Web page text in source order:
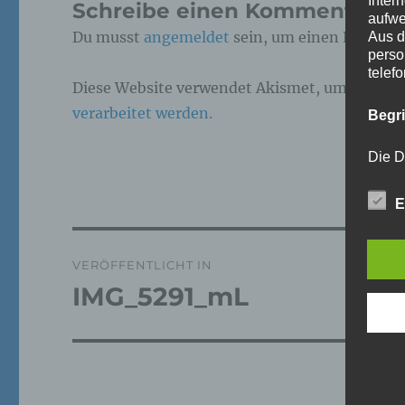
Schreibe einen Kommentar
Du musst angemeldet sein, um einen
Diese Website verwendet Akismet, um Spam
verarbeitet werden.
VERÖFFENTLICHT IN
IMG_5291_mL
Aus
Die
dies
Wir